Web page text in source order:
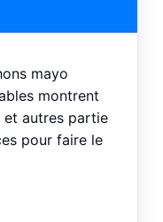
mayo
montrent
autres partie
pour faire le